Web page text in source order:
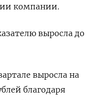
компании.
выросла до
выросла на
благодаря